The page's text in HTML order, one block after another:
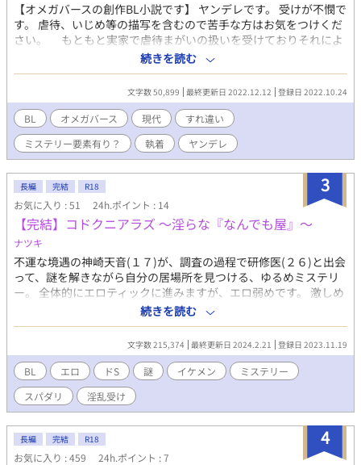
【オメガバースの創作BL小説です】 ヤンデレです。 受けが不憫で
す。 虐待、いじめ等の描写を含むので苦手な方はお気をつけくだ
さい。 もともと実家で虐待まがいの扱いを受けておりそれによ
って暗い性格になった優月（ゆづき）はさらに学校ではいじめに
あっていた。 ある日、そんなΩの優月を優秀でお金もあってイ
ケメンのαでモテていた陽仁（はると）が学生時代にいじめから救
い出し、さらに告白をしてくる。そして陽仁と仲良くなってから
優月はいじめられなくなり、最終的には付き合うことにまでなっ
てしまう。 結局関係はずるずる続き二人は同棲まですることに
なるが、優月は陽仁が親切心から自分を助けてくれただけなので
早く解放してあげなければならないと思い悩む。離れなければ、
そう思いはするものの既に優月は陽仁のことを好きになってお
り、離れ難く思っている。離れなければ、だけれど離れたくな
い…そんな思いが続くある日、優月は美女と並んで歩く陽仁を見
つけてしまう。さらにここで優月にとっては衝撃的なあることが
発覚する。そして、ついに優月は決意する。陽仁のもとから、離
れることを――――― 明るくて優しい光属性っぽいα×自分に自
信のないいじめられっ子の闇属性っぽいΩの二人が、運命をかけ
て追いかけっこする、謎解き要素ありのお話です。
続きを読む
文字数 50,899 最終更新日 2022.12.12 登録日 2022.10.24
BL オメガバース 現代
すれ違い
ミステリー要素有り？
執着 ヤンデレ
3
長編 完結 R18
お気に入り : 51 24h.ポイント : 14
【完結】コドクニアラズ ～淫らな『なんでも屋』～
ナツキ
不運な境遇の神崎天音(１７)が、調査の過程で研修医(２６)と出会
って、謎を解きながら自分の居場所を見つける、ゆるめミステリ
ー。 全体的にエロティックに進みますが、エロ弱めです。 激しめ
がお好みの方は、番外編をどうぞ♡ →だんだん本編もエロくなっ
てきました。主人公が淫乱なせいで… ケント×あまね、涼×あま
ね、玲央×あまね、など 総受け、淫乱受け、拘束、複数、♡喘
ぎ、な感じになっていってて謎解きが進みません♡ 2024/02/16無
事完結 番外編を数話投稿中ですがいったんこちらは終えます。 あ
りがとうございました♡ 追記 次回作「その舌先で俺を愛して」、
はコドクニアラズの続編となりますので、よろしければご覧くだ
さい。エロはあまりないけれど、実は…というネタがいろいろ入
ってます。「甘イキしながら生きてます」の天野伊織くんもめち
ゃくちゃ登場してますよ♡
続きを読む
文字数 215,374 最終更新日 2024.2.21 登録日 2023.11.19
BL エロ ドS 謎 イケメン
ミステリー
スパダリ
淫乱受け
4
長編 完結 R18
お気に入り : 459 24h.ポイント : 7